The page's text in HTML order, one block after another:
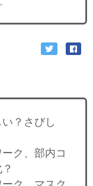
？さびし
ク、部内コ